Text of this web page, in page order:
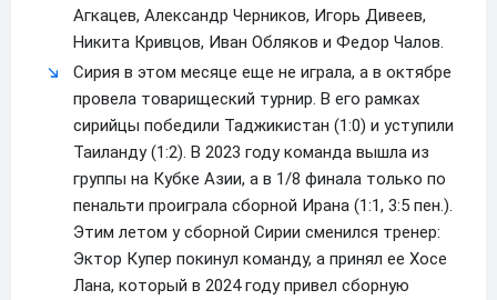
Агкацев, Александр Черников, Игорь Дивеев,
Никита Кривцов, Иван Обляков и Федор Чалов.
Сирия в этом месяце еще не играла, а в октябре
провела товарищеский турнир. В его рамках
сирийцы победили Таджикистан (1:0) и уступили
Таиланду (1:2). В 2023 году команда вышла из
группы на Кубке Азии, а в 1/8 финала только по
пенальти проиграла сборной Ирана (1:1, 3:5 пен.).
Этим летом у сборной Сирии сменился тренер:
Эктор Купер покинул команду, а принял ее Хосе
Лана, который в 2024 году привел сборную